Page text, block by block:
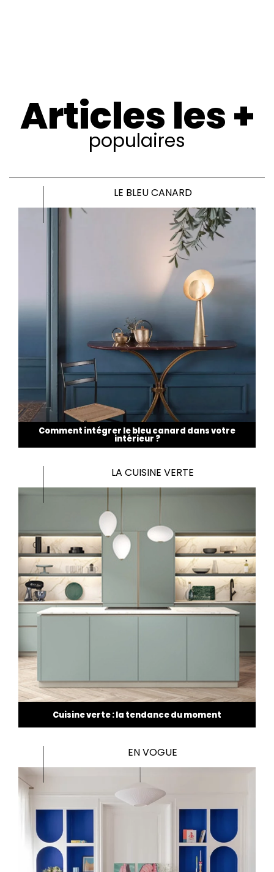
Articles les +
populaires
LE BLEU CANARD
Comment intégrer le bleu canard dans votre
intérieur ?
LA CUISINE VERTE
Cuisine verte : la tendance du moment
EN VOGUE